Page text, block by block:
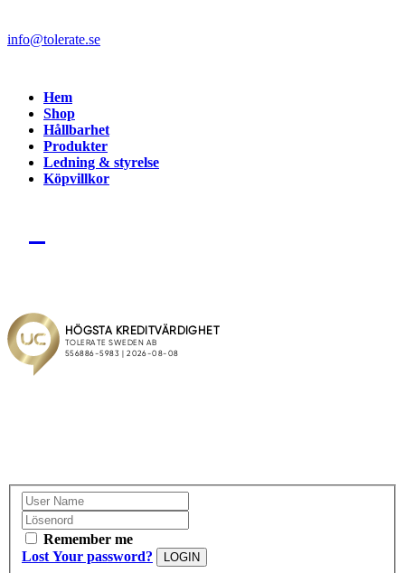
info@tolerate.se
Hem
Shop
Hållbarhet
Produkter
Ledning & styrelse
Köpvillkor
Remember me
Lost Your password?
LOGIN